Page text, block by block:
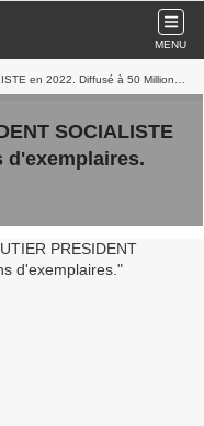
MENU
Diffusé à 50 Millions d'exemplaires.
SOCIALISTE
d'exemplaires.
la 3e Guerre Mondiale et de